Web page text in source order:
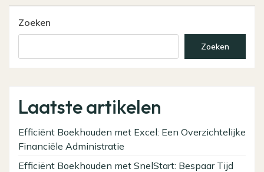
Zoeken
Zoeken
Laatste artikelen
Efficiënt Boekhouden met Excel: Een Overzichtelijke
Financiële Administratie
Efficiënt Boekhouden met SnelStart: Bespaar Tijd